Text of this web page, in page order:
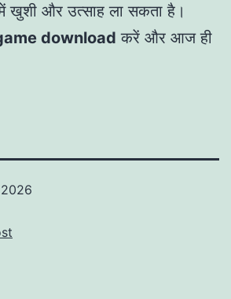
खुशी और उत्साह ला सकता है।
download करें और आज ही